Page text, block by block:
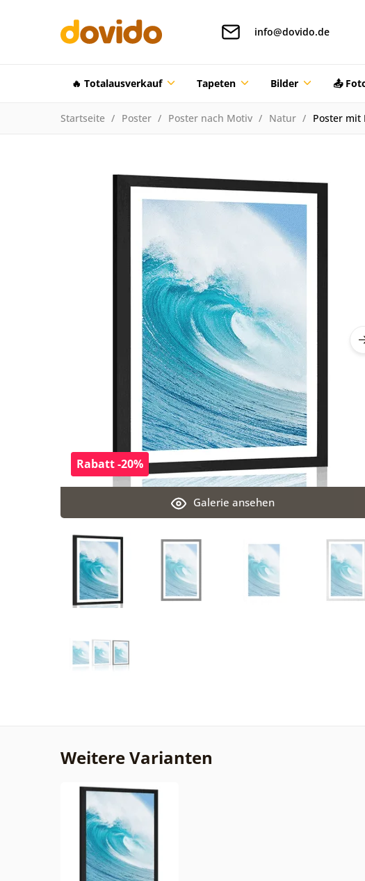
info@dovido.de
🔥 Totalausverkauf Tapeten Bilder 📤
Startseite Poster Poster nach Motiv Natur Poster mit
Galerie ansehen
Rabatt -20%
Weitere Varianten